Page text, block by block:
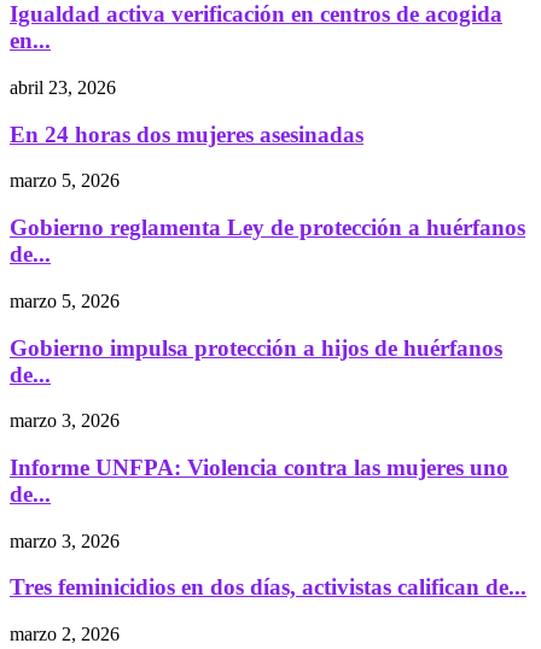
Igualdad activa verificación en centros de acogida
en...
abril 23, 2026
En 24 horas dos mujeres asesinadas
marzo 5, 2026
Gobierno reglamenta Ley de protección a huérfanos
de...
marzo 5, 2026
Gobierno impulsa protección a hijos de huérfanos
de...
marzo 3, 2026
Informe UNFPA: Violencia contra las mujeres uno
de...
marzo 3, 2026
Tres feminicidios en dos días, activistas califican de...
marzo 2, 2026